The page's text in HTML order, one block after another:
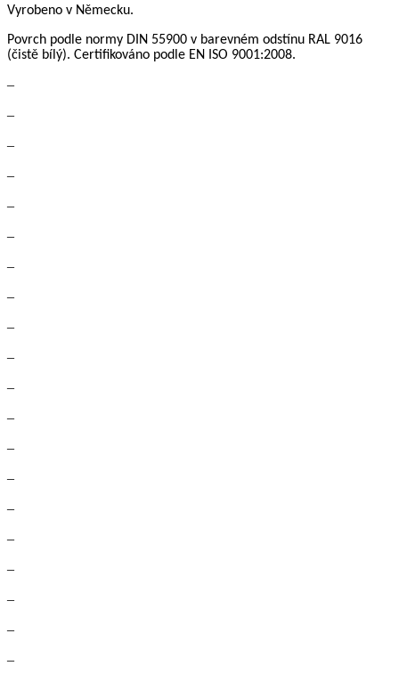
Vyrobeno v Německu.
Povrch podle normy DIN 55900 v barevném odstínu RAL 9016
(čistě bílý). Certifikováno podle EN ISO 9001:2008.
–
–
–
–
–
–
–
–
–
–
–
–
–
–
–
–
–
–
–
–